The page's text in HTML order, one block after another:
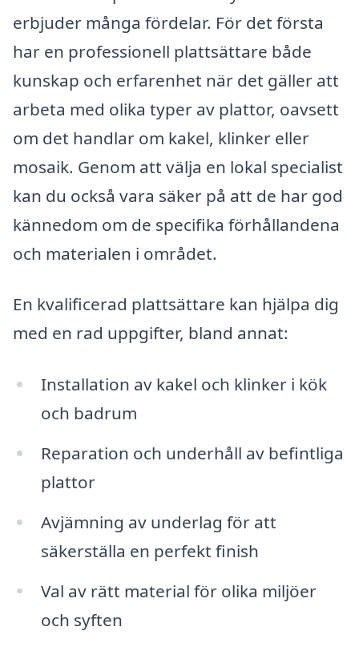
erbjuder många fördelar. För det första
har en professionell plattsättare både
kunskap och erfarenhet när det gäller att
arbeta med olika typer av plattor, oavsett
om det handlar om kakel, klinker eller
mosaik. Genom att välja en lokal specialist
kan du också vara säker på att de har god
kännedom om de specifika förhållandena
och materialen i området.
En kvalificerad plattsättare kan hjälpa dig
med en rad uppgifter, bland annat:
Installation av kakel och klinker i kök
och badrum
Reparation och underhåll av befintliga
plattor
Avjämning av underlag för att
säkerställa en perfekt finish
Val av rätt material för olika miljöer
och syften